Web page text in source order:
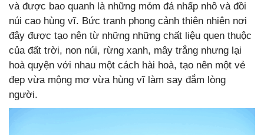
và được bao quanh là những mỏm đá nhấp nhô và đồi
núi cao hùng vĩ. Bức tranh phong cảnh thiên nhiên nơi
đây được tạo nên từ những những chất liệu quen thuộc
của đất trời, non núi, rừng xanh, mây trắng nhưng lại
hoà quyện với nhau một cách hài hoà, tạo nên một vẻ
đẹp vừa mộng mơ vừa hùng vĩ làm say đắm lòng
người.